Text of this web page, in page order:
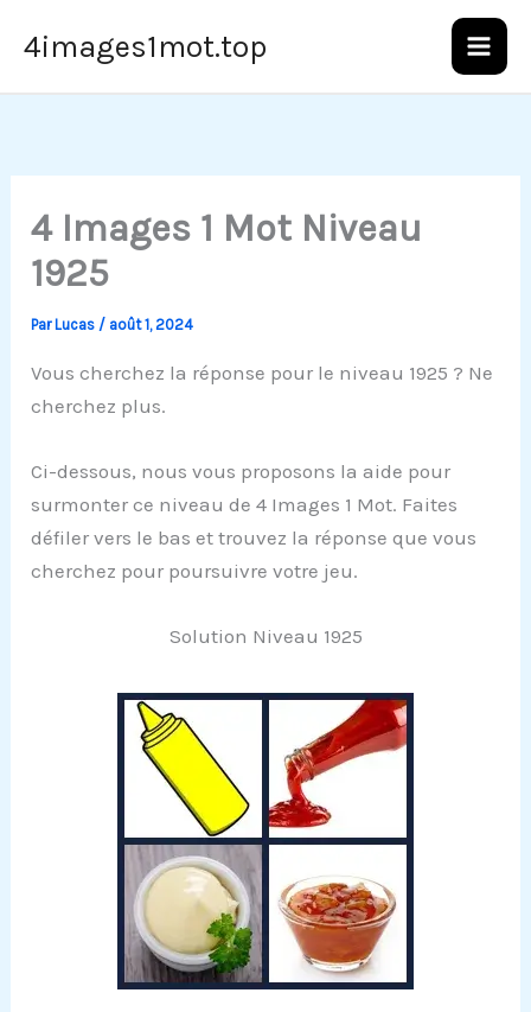
4images1mot.top
4 Images 1 Mot Niveau
1925
ParLucas / août 1, 2024
Vous cherchez la réponse pour le niveau 1925 ? Ne
cherchez plus.
Ci-dessous, nous vous proposons la aide pour
surmonter ce niveau de 4 Images 1 Mot. Faites
défiler vers le bas et trouvez la réponse que vous
cherchez pour poursuivre votre jeu.
Solution Niveau 1925